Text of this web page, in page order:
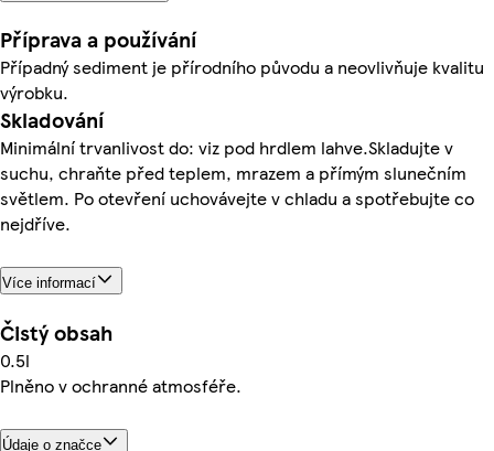
Příprava a používání
Případný sediment je přírodního původu a neovlivňuje kvalitu
výrobku.
Skladování
Minimální trvanlivost do: viz pod hrdlem lahve.Skladujte v
suchu, chraňte před teplem, mrazem a přímým slunečním
světlem. Po otevření uchovávejte v chladu a spotřebujte co
nejdříve.
Více informací
Čistý obsah
0.5l
Plněno v ochranné atmosféře.
Údaje o značce